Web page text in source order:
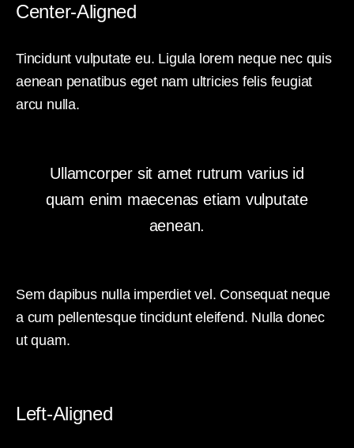
Center-Aligned
Tincidunt vulputate eu. Ligula lorem neque nec quis
aenean penatibus eget nam ultricies felis feugiat
arcu nulla.
Ullamcorper sit amet rutrum varius id
quam enim maecenas etiam vulputate
aenean.
Sem dapibus nulla imperdiet vel. Consequat neque
a cum pellentesque tincidunt eleifend. Nulla donec
ut quam.
Left-Aligned